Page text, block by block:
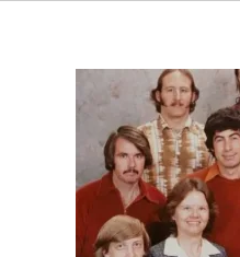
للرجال تمنحك فخامة
ميسترال" الاستثنائية للبيع في مزاد